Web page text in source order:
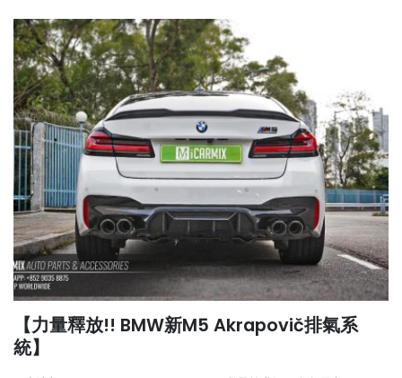
【力量釋放!! BMW新M5 Akrapovič排氣系
統】